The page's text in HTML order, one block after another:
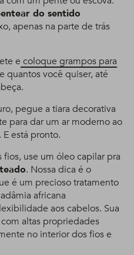
do sentido
apenas na parte de trás
e coloque grampos para
quantos você quiser, até
pegue a tiara decorativa
para dar um ar moderno ao
está pronto.
use um óleo capilar pra
. Nossa dica é o
é um precioso tratamento
africana
aos cabelos. Sua
altas propriedades
no interior dos fios e